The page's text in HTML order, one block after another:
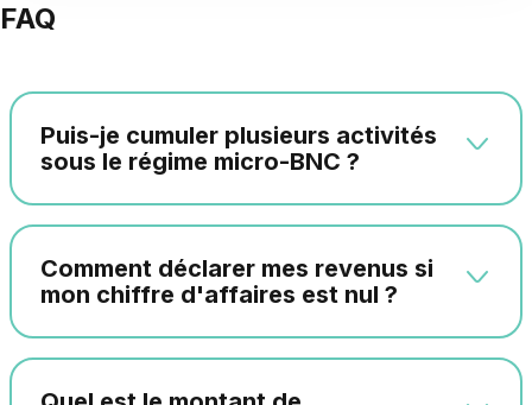
FAQ
Puis-je cumuler plusieurs activités
sous le régime micro-BNC ?
Comment déclarer mes revenus si
mon chiffre d'affaires est nul ?